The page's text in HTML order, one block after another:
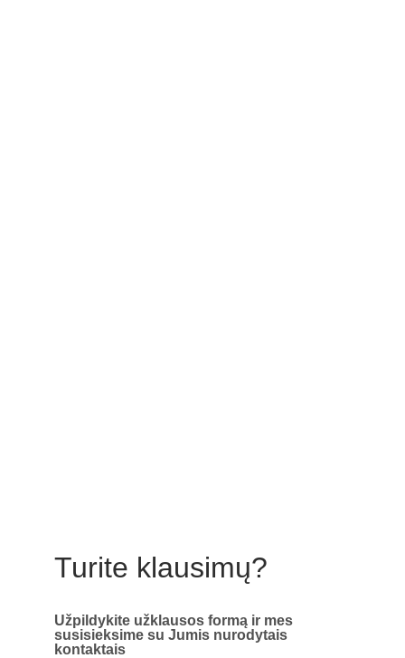
Turite klausimų?
Užpildykite užklausos formą ir mes
susisieksime su Jumis nurodytais
kontaktais